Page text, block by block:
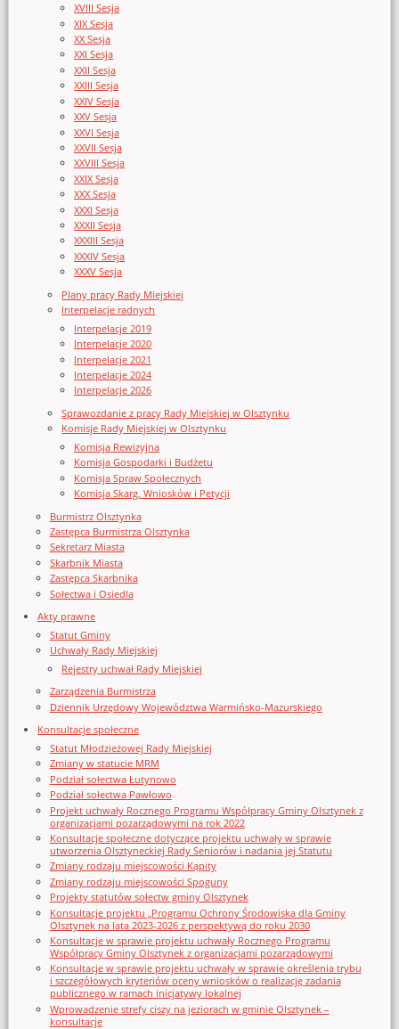
XVIII Sesja
XIX Sesja
XX Sesja
XXI Sesja
XXII Sesja
XXIII Sesja
XXIV Sesja
XXV Sesja
XXVI Sesja
XXVII Sesja
XXVIII Sesja
XXIX Sesja
XXX Sesja
XXXI Sesja
XXXII Sesja
XXXIII Sesja
XXXIV Sesja
XXXV Sesja
Plany pracy Rady Miejskiej
Interpelacje radnych
Interpelacje 2019
Interpelacje 2020
Interpelacje 2021
Interpelacje 2024
Interpelacje 2026
Sprawozdanie z pracy Rady Miejskiej w Olsztynku
Komisje Rady Miejskiej w Olsztynku
Komisja Rewizyjna
Komisja Gospodarki i Budżetu
Komisja Spraw Społecznych
Komisja Skarg, Wniosków i Petycji
Burmistrz Olsztynka
Zastępca Burmistrza Olsztynka
Sekretarz Miasta
Skarbnik Miasta
Zastępca Skarbnika
Sołectwa i Osiedla
Akty prawne
Statut Gminy
Uchwały Rady Miejskiej
Rejestry uchwał Rady Miejskiej
Zarządzenia Burmistrza
Dziennik Urzędowy Województwa Warmińsko-Mazurskiego
Konsultacje społeczne
Statut Młodzieżowej Rady Miejskiej
Zmiany w statucie MRM
Podział sołectwa Łutynowo
Podział sołectwa Pawłowo
Projekt uchwały Rocznego Programu Współpracy Gminy Olsztynek z
organizacjami pozarządowymi na rok 2022
Konsultacje społeczne dotyczące projektu uchwały w sprawie
utworzenia Olsztyneckiej Rady Seniorów i nadania jej Statutu
Zmiany rodzaju miejscowości Kąpity
Zmiany rodzaju miejscowości Spoguny
Projekty statutów sołectw gminy Olsztynek
Konsultacje projektu „Programu Ochrony Środowiska dla Gminy
Olsztynek na lata 2023-2026 z perspektywą do roku 2030
Konsultacje w sprawie projektu uchwały Rocznego Programu
Współpracy Gminy Olsztynek z organizacjami pozarządowymi
Konsultacje w sprawie projektu uchwały w sprawie określenia trybu
i szczegółowych kryteriów oceny wniosków o realizację zadania
publicznego w ramach inicjatywy lokalnej
Wprowadzenie strefy ciszy na jeziorach w gminie Olsztynek –
konsultacje